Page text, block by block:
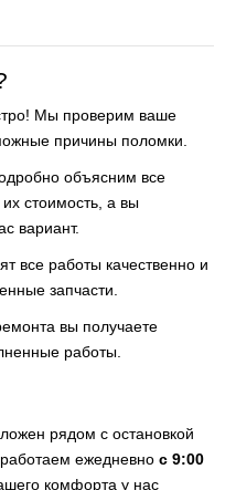
Мы проверим ваше
причины поломки.
объясним все
стоимость, а вы
вариант.
все работы качественно и
запчасти.
вы получаете
работы.
рядом с остановкой
ежедневно с 9:00
комфорта у нас